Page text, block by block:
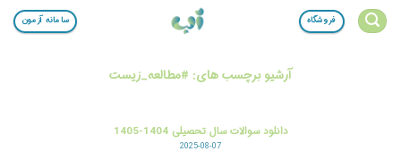
Skip
فروشگاه سامانه آزمون
آرشیو برچسب های: #مطالعه_زیست
دانلود سوالات سال تحصیلی 1404-1405
2025-08-07